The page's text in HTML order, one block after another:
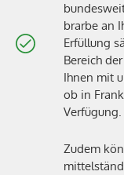
brarbe an
Erfüllung
Bereich
Ihnen mit
ob in
Verfügung.
Zudem